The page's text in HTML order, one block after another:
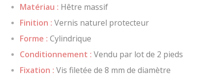
Matériau : Hêtre massif
Finition : Vernis naturel protecteur
Forme : Cylindrique
Conditionnement : Vendu par lot de 2 pieds
Fixation : Vis filetée de 8 mm de diamètre